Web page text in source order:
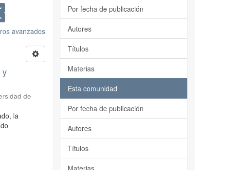
avanzados
y
de
la
Por fecha de publicación
Autores
Títulos
Materias
Esta comunidad
Por fecha de publicación
Autores
Títulos
Materias